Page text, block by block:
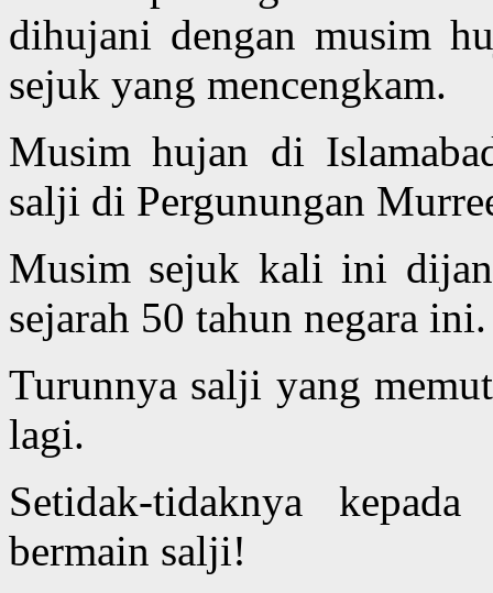
dihujani dengan musim
sejuk yang mencengkam.
Musim hujan di
salji di Pergunungan
Musim sejuk kali ini
sejarah 50 tahun negara ini.
Turunnya salji yang
lagi.
Setidak-tidaknya
bermain salji!